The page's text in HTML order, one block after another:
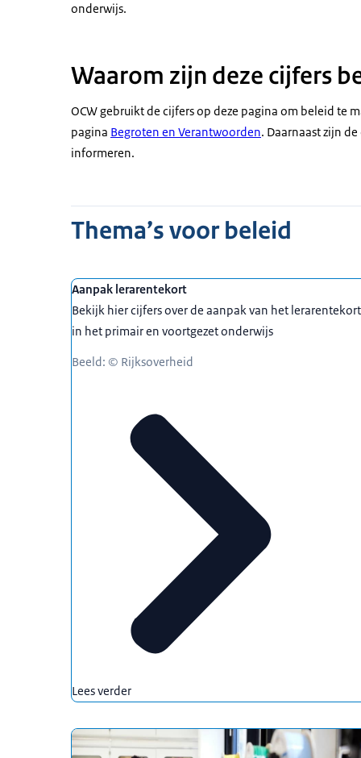
onderwijs.
Waarom zijn deze cijfers
OCW gebruikt de cijfers op deze pagina om beleid te
pagina Begroten en Verantwoorden. Daarnaast zijn
informeren.
Thema’s voor beleid
Aanpak lerarentekort
Bekijk hier cijfers over de aanpak van het lerarentekort
in het primair en voortgezet onderwijs
Beeld: © Rijksoverheid
Lees verder